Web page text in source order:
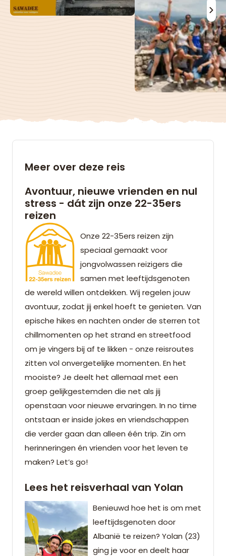
Meer over deze reis
Avontuur, nieuwe vrienden en nul
stress - dát zijn onze 22-35ers
reizen
Onze 22-35ers reizen zijn
speciaal gemaakt voor
jongvolwassen reizigers die
samen met leeftijdsgenoten
de wereld willen ontdekken. Wij regelen jouw
avontuur, zodat jij enkel hoeft te genieten. Van
epische hikes en nachten onder de sterren tot
chillmomenten op het strand en streetfood
om je vingers bij af te likken - onze reisroutes
zitten vol onvergetelijke momenten. En het
mooiste? Je deelt het allemaal met een
groep gelijkgestemden die net als jij
openstaan voor nieuwe ervaringen. In no time
ontstaan er inside jokes en vriendschappen
die verder gaan dan alleen één trip. Zin om
herinneringen én vrienden voor het leven te
maken? Let’s go!
Lees het reisverhaal van Yolan
Benieuwd hoe het is om met
leeftijdsgenoten door
Albanië te reizen? Yolan (23)
ging je voor en deelt haar